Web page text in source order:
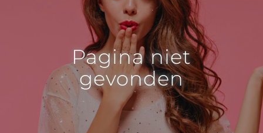
Pagina niet
gevonden